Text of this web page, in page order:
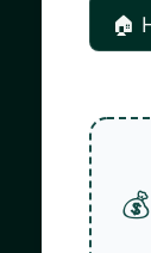
💰